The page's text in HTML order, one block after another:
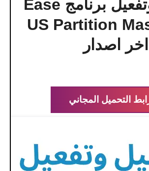
تحميل وتفعيل برنامج Ease
US Partition
التحميل المجاني